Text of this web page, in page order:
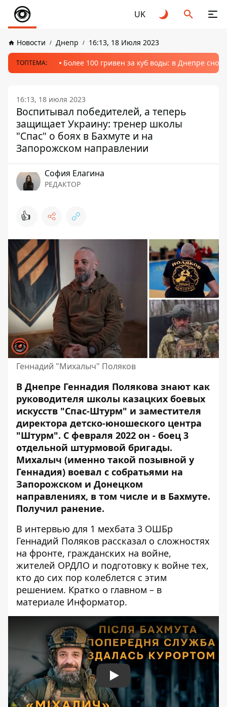
UK
Новости Днепр 16:13, 18 Июля 2023
ТОПТЕМА: Более 100 гривен за куб воды: в Днепре
16:13, 18 июля 2023
Воспитывал победителей, а теперь
защищает Украину: тренер школы
"Спас" о боях в Бахмуте и на
Запорожском направлении
София Елагина
РЕДАКТОР
👍
Геннадий "Михалыч" Поляков
В Днепре Геннадия Полякова знают как
руководителя школы казацких боевых
искусств "Спас-Штурм" и заместителя
директора детско-юношеского центра
"Штурм". С февраля 2022 он - боец 3
отдельной штурмовой бригады.
Михалыч (именно такой позывной у
Геннадия) воевал с собратьями на
Запорожском и Донецком
направлениях, в том числе и в Бахмуте.
Получил ранение.
В интервью для 1 мехбата 3 ОШБр
Геннадий Поляков рассказал о сложностях
на фронте, гражданских на войне,
жителей ОРДЛО и подготовку к войне тех,
кто до сих пор колеблется с этим
решением. Кратко о главном – в
материале Информатор.
Play